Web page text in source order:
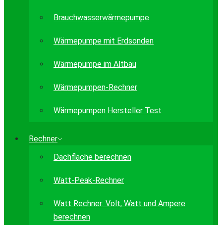
Brauchwasserwärmepumpe
Wärmepumpe mit Erdsonden
Wärmepumpe im Altbau
Wärmepumpen-Rechner
Wärmepumpen Hersteller Test
Rechner
Dachfläche berechnen
Watt-Peak-Rechner
Watt Rechner: Volt, Watt und Ampere
berechnen